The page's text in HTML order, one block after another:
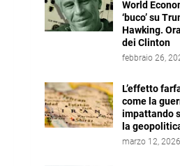
World
‘buco’ su
Hawking.
dei Clinton
febbraio 26,
L’effetto
come la
impattando
la
marzo 12, 2026